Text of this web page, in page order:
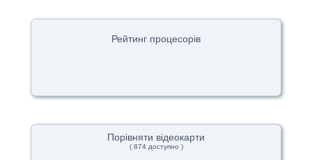
Рейтинг процесорів
Порівняти відеокарти
( 874 доступно )